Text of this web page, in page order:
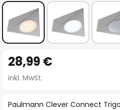
Anfang
der
springen
Paulmann Clever Connect
28,99 €
inkl. MwSt.